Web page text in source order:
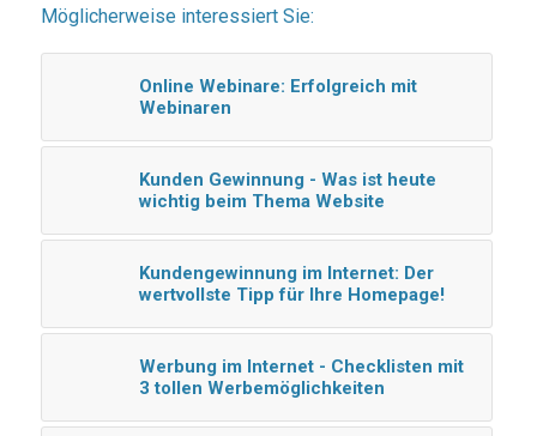
Möglicherweise interessiert Sie:
Online Webinare: Erfolgreich mit
Webinaren
Kunden Gewinnung - Was ist heute
wichtig beim Thema Website
Kundengewinnung im Internet: Der
wertvollste Tipp für Ihre Homepage!
Werbung im Internet - Checklisten mit
3 tollen Werbemöglichkeiten